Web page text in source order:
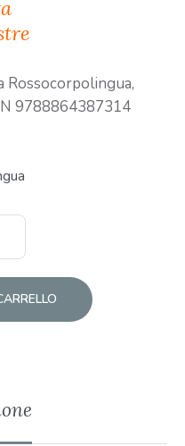
Rossocorpolingua,
9788864387314